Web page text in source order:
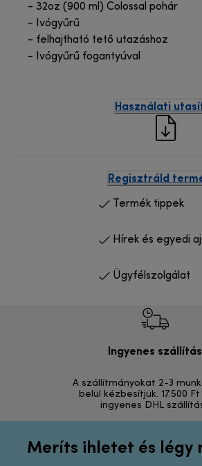
- 32oz (900 ml) Colossal pohár
- Ivógyűrű
- felhajtható tető utazáshoz
- Ivógyűrű fogantyúval
Használati
Regisztráld
Termék tippek
Hírek és egyedi
Ügyfélszolgálat
Ingyenes szállítás
A szállítmányokat 2-3
belül kézbesítjük. 17.500
ingyenes DHL
Meríts ihletet és légy